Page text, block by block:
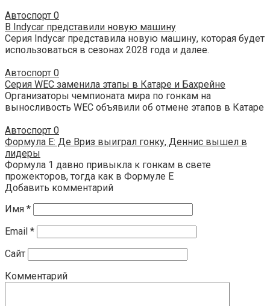
Автоспорт 0
В Indycar представили новую машину
Серия Indycar представила новую машину, которая будет
использоваться в сезонах 2028 года и далее.
Автоспорт 0
Серия WEC заменила этапы в Катаре и Бахрейне
Организаторы чемпионата мира по гонкам на
выносливость WEC объявили об отмене этапов в Катаре
Автоспорт 0
Формула E: Де Вриз выиграл гонку, Деннис вышел в
лидеры
Формула 1 давно привыкла к гонкам в свете
прожекторов, тогда как в Формуле E
Добавить комментарий
Имя *
Email *
Сайт
Комментарий